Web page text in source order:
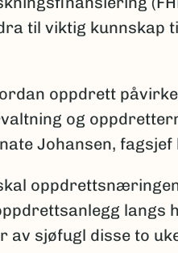
til viktig kunnskap
oppdrett
og
Johansen, fagsjef
langs
sjøfugl disse to